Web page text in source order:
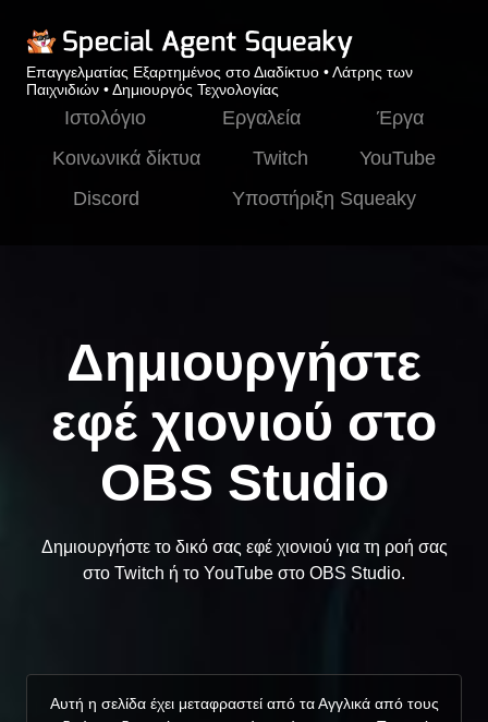
Επαγγελματίας Εξαρτημένος στο Διαδίκτυο • Λάτρης των
Παιχνιδιών • Δημιουργός Τεχνολογίας
Ιστολόγιο Εργαλεία
Έργα
Κοινωνικά δίκτυα
Twitch
YouTube
Discord
Υποστήριξη Squeaky
Δημιουργήστε
εφέ χιονιού στο
OBS Studio
Δημιουργήστε το δικό σας εφέ χιονιού για τη ροή σας
στο Twitch ή το YouTube στο OBS Studio.
Αυτή η σελίδα έχει μεταφραστεί από τα Αγγλικά από τους